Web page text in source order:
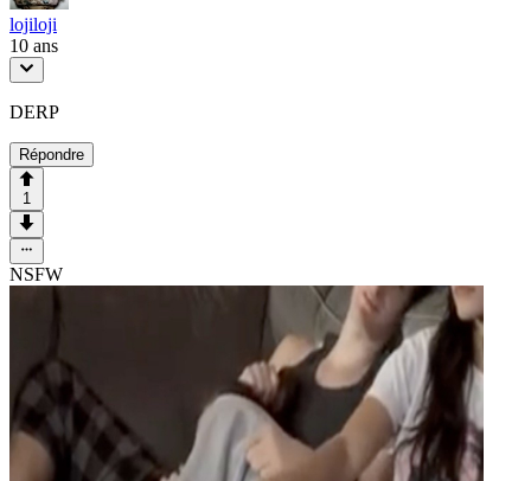
lojiloji
10 ans
DERP
Répondre
1
NSFW